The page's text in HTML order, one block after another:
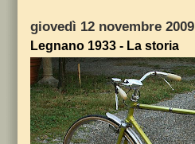
giovedì 12 novembre 2009
Legnano 1933 - La storia